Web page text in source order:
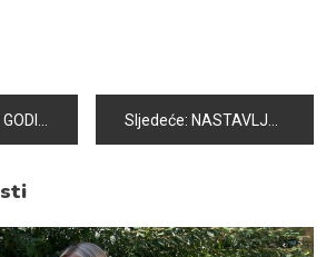
ZA JU KSC VOGOŠĆA Sljedeće: NASTAVLJA SE AKCIJA STERILIZACIJE I REGITRACIJE PASA NA PODRUČJU OPĆINE VOGOŠĆA